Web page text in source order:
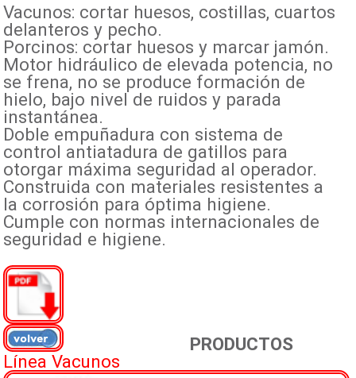
Vacunos: cortar huesos, costillas, cuartos
delanteros y pecho.
Porcinos: cortar huesos y marcar jamón.
Motor hidráulico de elevada potencia, no
se frena, no se produce formación de
hielo, bajo nivel de ruidos y parada
instantánea.
Doble empuñadura con sistema de
control antiatadura de gatillos para
otorgar máxima seguridad al operador.
Construida con materiales resistentes a
la corrosión para óptima higiene.
Cumple con normas internacionales de
seguridad e higiene.
PRODUCTOS
Línea Vacunos